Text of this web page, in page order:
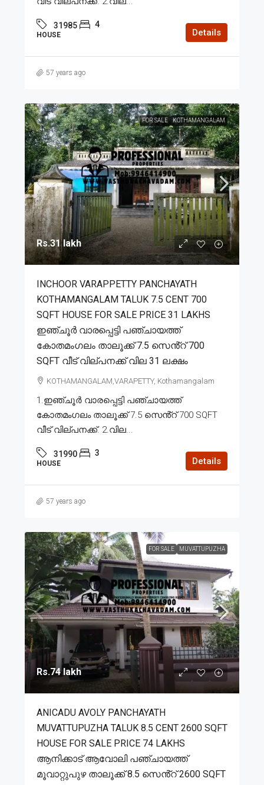
31985 4
HOUSE Details
57 years ago
FOR SALE KOTHAMANGALAM
Rs.31 lakh
INCHOOR VARAPPETTY PANCHAYATH
KOTHAMANGALAM TALUK 7.5 CENT 700
SQFT HOUSE FOR SALE PRICE 31 LAKHS
ഇഞ്ചൂർ വാരപ്പെട്ടി പഞ്ചായത്ത്
കോതമംഗലം താലൂക്ക് 7.5 സെൻ്റ് 700
SQFT വീട് വില്പനക്ക് വില 31 ലക്ഷം
KOTHAMANGALAM,VARAPETTY, Kothamangalam
1.ഇഞ്ചൂർ വാരപ്പെട്ടി പഞ്ചായത്ത്
കോതമംഗലം താലൂക്ക് 7.5 സെൻ്റ് 700 SQFT
വീട് വില്പനക്ക്. 2.വില...
31990 3
HOUSE Details
57 years ago
FOR SALE MUVATTUPUZHA
Rs.74 lakh
ANICADU AVOLY PANCHAYATH
MUVATTUPUZHA TALUK 8.5 CENT 2600 SQFT
HOUSE FOR SALE PRICE 74 LAKHS
ആനിക്കാട് ആവോലി പഞ്ചായത്ത്
മൂവാറ്റുപുഴ താലൂക്ക് 8.5 സെൻ്റ് 2600 SQFT